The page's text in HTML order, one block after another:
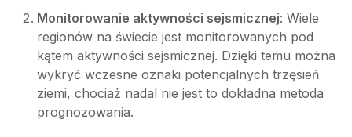
Monitorowanie aktywności sejsmicznej: Wiele
regionów na świecie jest monitorowanych pod
kątem aktywności sejsmicznej. Dzięki temu można
wykryć wczesne oznaki potencjalnych trzęsień
ziemi, chociaż nadal nie jest to dokładna metoda
prognozowania.